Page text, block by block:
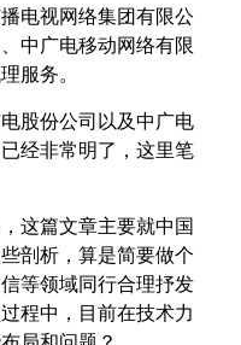
电视网络集团有限公
中广电移动网络有限
服务。
股份公司以及中广电
经非常明了，这里笔
这篇文章主要就中国
剖析，算是简要做个
等领域同行合理抒发
程中，目前在技术力